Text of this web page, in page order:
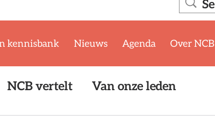
kennisbank Nieuws Agenda Over NCB
NCB vertelt Van onze leden